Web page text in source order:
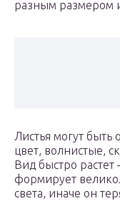
разным размером
Листья могут
цвет, волнистые,
Вид быстро
формирует
света, иначе он